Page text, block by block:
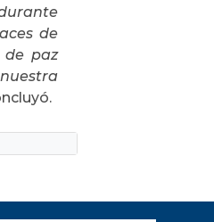
de
de paz